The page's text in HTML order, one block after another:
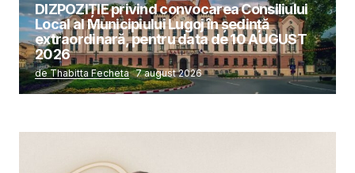
DIZPOZIȚIE privind convocarea Consiliului
Local al Municipiului Lugoj în şedinţă
extraordinară, pentru data de 10 AUGUST
2026
de Thabitta Fecheta 7 august 2026